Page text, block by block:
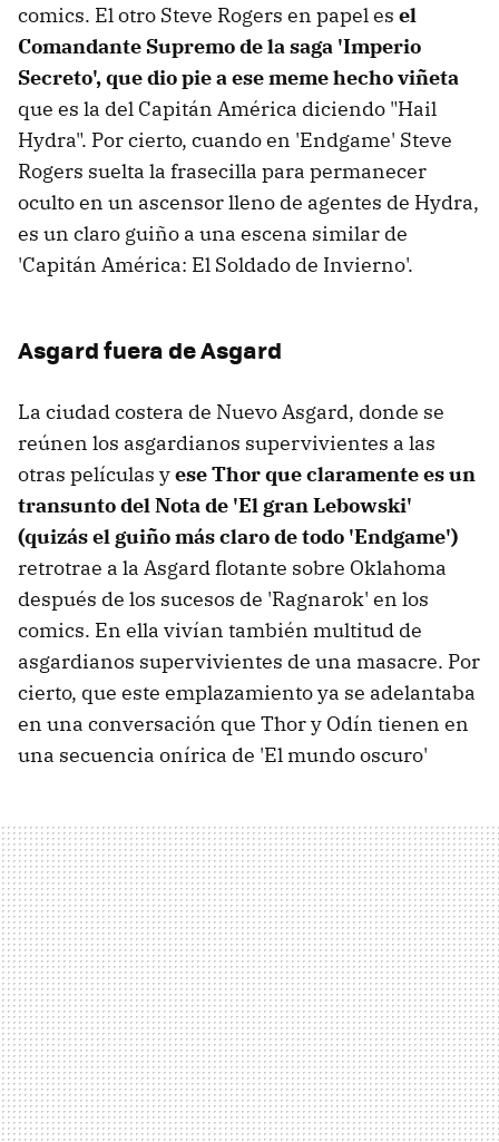
comics. El otro Steve Rogers en papel es el
Comandante Supremo de la saga 'Imperio
Secreto', que dio pie a ese meme hecho viñeta
que es la del Capitán América diciendo "Hail
Hydra". Por cierto, cuando en 'Endgame' Steve
Rogers suelta la frasecilla para permanecer
oculto en un ascensor lleno de agentes de Hydra,
es un claro guiño a una escena similar de
'Capitán América: El Soldado de Invierno'.
Asgard fuera de Asgard
La ciudad costera de Nuevo Asgard, donde se
reúnen los asgardianos supervivientes a las
otras películas yese Thor que claramente es un
transunto del Nota de 'El gran Lebowski'
(quizás el guiño más claro de todo 'Endgame')
retrotrae a la Asgard flotante sobre Oklahoma
después de los sucesos de 'Ragnarok' en los
comics. En ella vivían también multitud de
asgardianos supervivientes de una masacre. Por
cierto, que este emplazamiento ya se adelantaba
en una conversación que Thor y Odín tienen en
una secuencia onírica de 'El mundo oscuro'